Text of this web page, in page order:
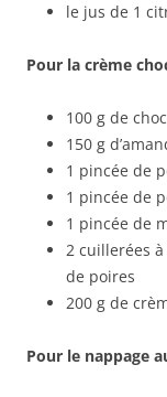
le jus de 1
Pour la crème
100 g de
150 g
1 pincée de
1 pincée de
1 pincée de
2 cuillerées à
de poires
200 g de
Pour le nappage